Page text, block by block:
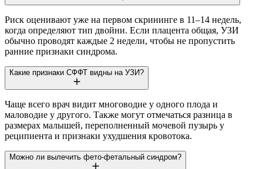
Риск оценивают уже на первом скрининге в 11–14 недель,
когда определяют тип двойни. Если плацента общая, УЗИ
обычно проводят каждые 2 недели, чтобы не пропустить
ранние признаки синдрома.
Какие признаки СФФТ видны на УЗИ?
Чаще всего врач видит многоводие у одного плода и
маловодие у другого. Также могут отмечаться разница в
размерах малышей, переполненный мочевой пузырь у
реципиента и признаки ухудшения кровотока.
Можно ли вылечить фето-фетальный синдром?